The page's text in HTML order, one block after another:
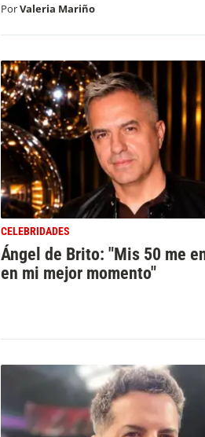
PorValeria Mariño
CELEBRIDADES
Ángel de Brito: "Mis 50 me
en mi mejor momento"